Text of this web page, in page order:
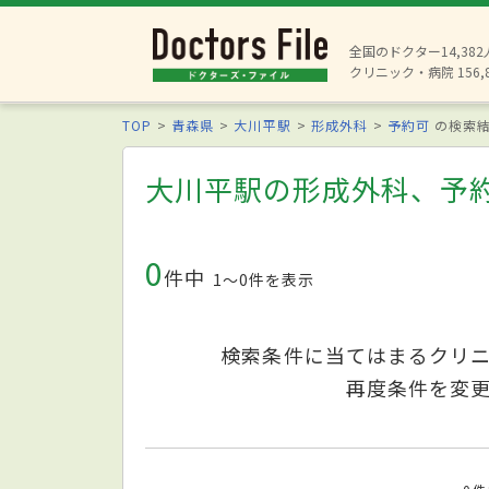
全国のドクター14,382
クリニック・病院
TOP 青森県 大川平駅 形成外科 予約可 の検索
大川平駅の形成外科、予
0件中 1〜0件を表示
検索条件に当てはまるクリ
再度条件を変